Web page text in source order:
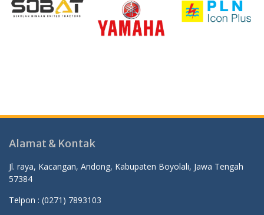
Alamat & Kontak
Jl. raya, Kacangan, Andong, Kabupaten Boyolali, Jawa Tengah
57384
Telpon : (0271) 7893103